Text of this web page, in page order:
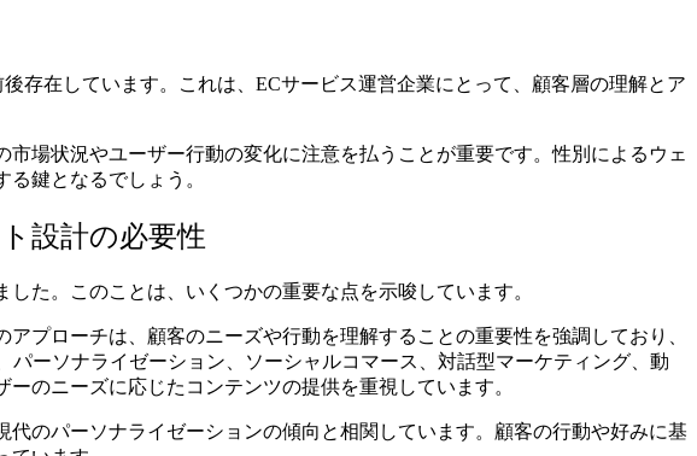
存在しています。これは、ECサービス運営企業にとって、顧客層の理解とア
場状況やユーザー行動の変化に注意を払うことが重要です。性別によるウェ
鍵となるでしょう。
設計の必要性
た。このことは、いくつかの重要な点を示唆しています。
プローチは、顧客のニーズや行動を理解することの重要性を強調しており、
ーソナライゼーション、ソーシャルコマース、対話型マーケティング、動
のニーズに応じたコンテンツの提供を重視しています。
のパーソナライゼーションの傾向と相関しています。顧客の行動や好みに基